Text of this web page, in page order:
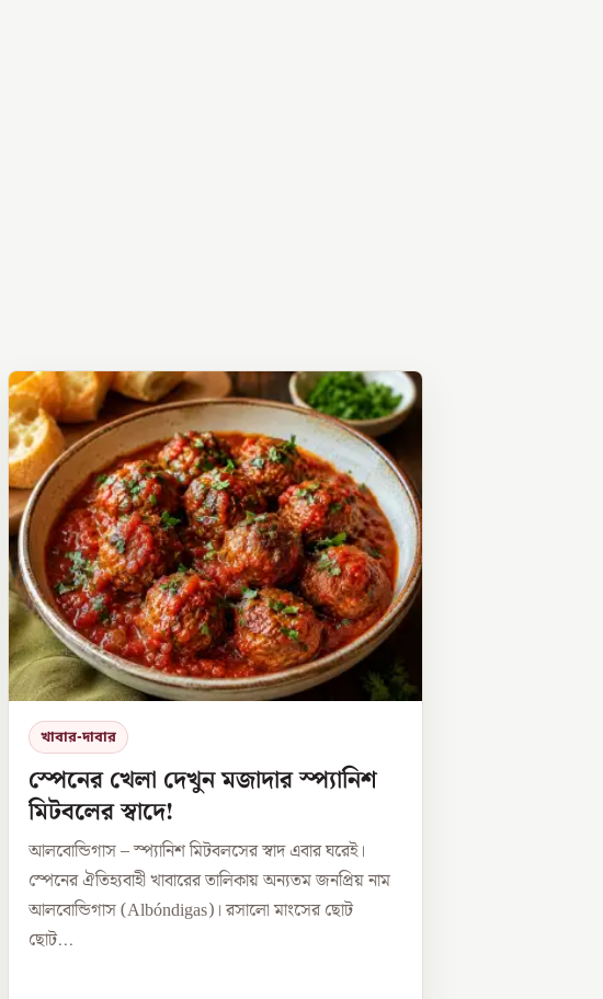
খাবার-দাবার
স্পেনের খেলা দেখুন মজাদার স্প্যানিশ
মিটবলের স্বাদে!
আলবোন্ডিগাস – স্প্যানিশ মিটবলসের স্বাদ এবার ঘরেই।
স্পেনের ঐতিহ্যবাহী খাবারের তালিকায় অন্যতম জনপ্রিয় নাম
আলবোন্ডিগাস (Albóndigas)। রসালো মাংসের ছোট
ছোট...